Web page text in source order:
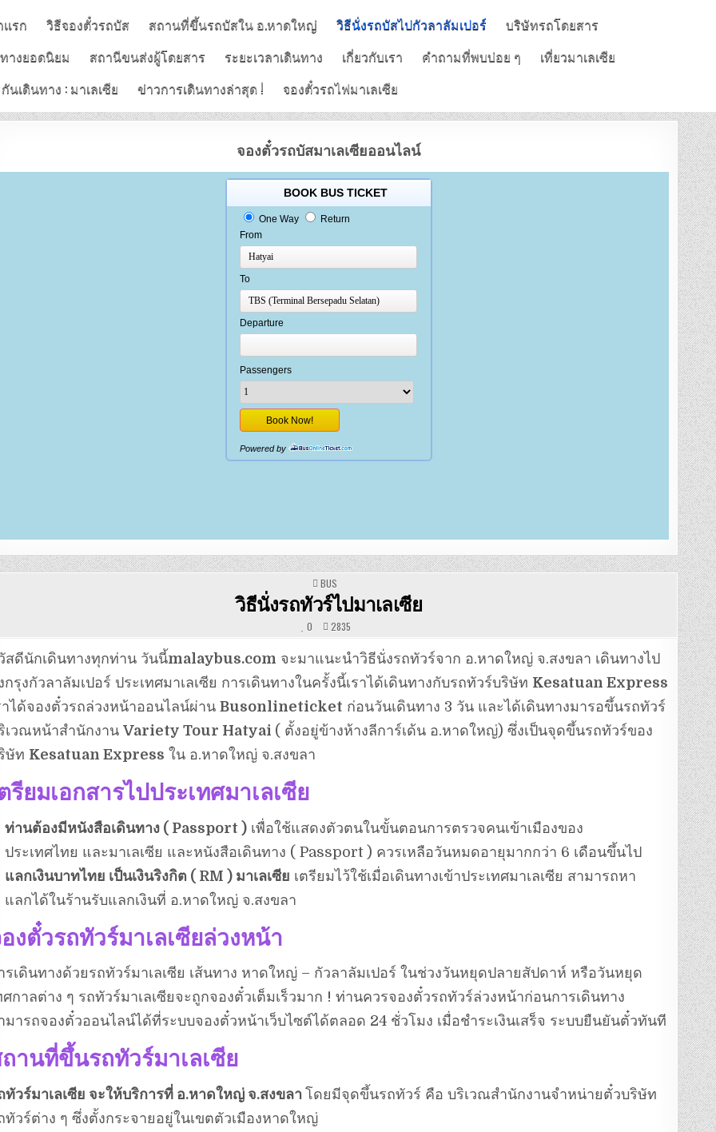
รก วิธีจองตั๋วรถบัส สถานที่ขึ้นรถบัสใน อ.หาดใหญ่ วิธีนั่งรถบัสไปกัวลาลัมเปอร์
บริษัทรถโดยสาร
างยอดนิยม
สถานีขนส่งผู้โดยสาร ระยะเวลาเดินทาง เกี่ยวกับเรา คำถามที่พบบ่อย ๆ
เที่ยวมาเลเซีย
นเดินทาง : มาเลเซีย
ข่าวการเดินทางล่าสุด ! จองตั๋วรถไฟมาเลเซีย
จองตั๋วรถบัสมาเลเซียออนไลน์
POSTED
IN
BUS
วิธีนั่งรถทัวร์ไปมาเลเซีย
0 2835
สดีนักเดินทางทุกท่าน วันนี้malaybus.com จะมาแนะนำวิธีนั่งรถทัวร์จาก อ.หาดใหญ่ จ.สงขลา เดินทางไป
กรุงกัวลาลัมเปอร์ ประเทศมาเลเซีย การเดินทางในครั้งนี้เราได้เดินทางกับรถทัวร์บริษัท Kesatuan Express
าได้จองตั๋วรถล่วงหน้าออนไลน์ผ่าน Busonlineticket ก่อนวันเดินทาง 3 วัน และได้เดินทางมารอขึ้นรถทัวร์
เวณหน้าสำนักงาน Variety Tour Hatyai ( ตั้งอยู่ข้างห้างลีการ์เด้น อ.หาดใหญ่) ซึ่งเป็นจุดขึ้นรถทัวร์ของ
ษัท Kesatuan Express ใน อ.หาดใหญ่ จ.สงขลา
รียมเอกสารไปประเทศมาเลเซีย
ท่านต้องมีหนังสือเดินทาง ( Passport )เพื่อใช้แสดงตัวตนในขั้นตอนการตรวจคนเข้าเมืองของ
ประเทศไทย และมาเลเซีย และหนังสือเดินทาง ( Passport ) ควรเหลือวันหมดอายุมากกว่า 6 เดือนขึ้นไป
แลกเงินบาทไทย เป็นเงินริงกิต ( RM ) มาเลเซีย เตรียมไว้ใช้เมื่อเดินทางเข้าประเทศมาเลเซีย สามารถหา
แลกได้ในร้านรับแลกเงินที่ อ.หาดใหญ่ จ.สงขลา
งตั๋วรถทัวร์มาเลเซียล่วงหน้า
รเดินทางด้วยรถทัวร์มาเลเซีย เส้นทาง หาดใหญ่ – กัวลาลัมเปอร์ ในช่วงวันหยุดปลายสัปดาห์ หรือวันหยุด
ศกาลต่าง ๆ รถทัวร์มาเลเซียจะถูกจองตั๋วเต็มเร็วมาก ! ท่านควรจองตั๋วรถทัวร์ล่วงหน้าก่อนการเดินทาง
มารถจองตั๋วออนไลน์ได้ที่ระบบจองตั๋วหน้าเว็บไซต์ได้ตลอด 24 ชั่วโมง เมื่อชำระเงินเสร็จ ระบบยืนยันตั๋วทันที
านที่ขึ้นรถทัวร์มาเลเซีย
ทัวร์มาเลเซีย จะให้บริการที่ อ.หาดใหญ่ จ.สงขลา โดยมีจุดขึ้นรถทัวร์ คือ บริเวณสำนักงานจำหน่ายตั๋วบริษัท
ทัวร์ต่าง ๆ ซึ่งตั้งกระจายอยู่ในเขตตัวเมืองหาดใหญ่